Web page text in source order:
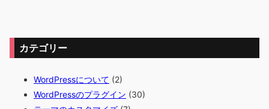
カテゴリー
WordPressについて (2)
WordPressのプラグイン (30)